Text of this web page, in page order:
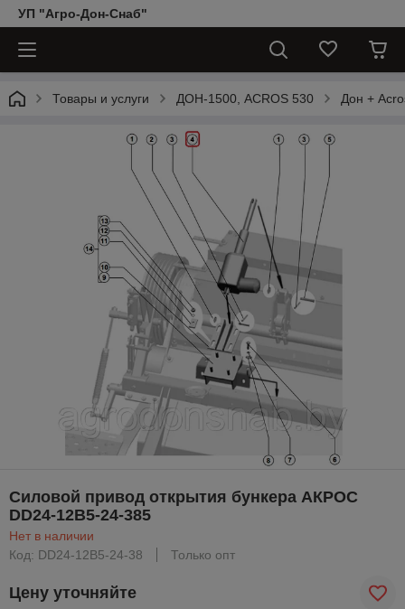
УП "Агро-Дон-Снаб"
Товары и услуги ДОН-1500, АCROS 530 Дон +
Силовой привод открытия бункера АКРОС
DD24-12B5-24-385
Нет в наличии
Код: DD24-12B5-24-38
Только опт
Цену уточняйте